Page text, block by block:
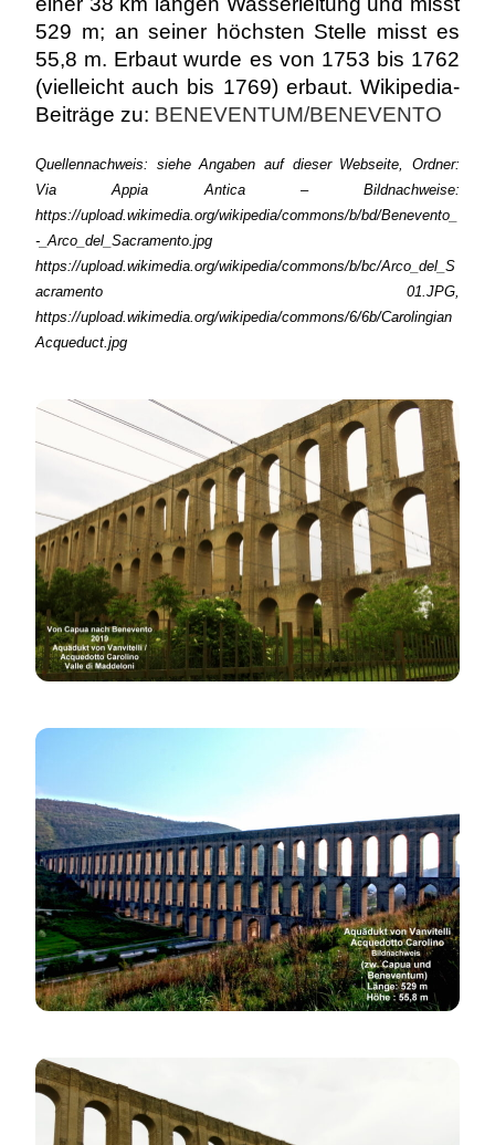
529 m; an seiner höchsten Stelle misst es
55,8 m. Erbaut wurde es von 1753 bis 1762
(vielleicht auch bis 1769) erbaut. Wikipedia-
Beiträge zu: BENEVENTUM/BENEVENTO
Quellennachweis: siehe Angaben auf dieser Webseite, Ordner:
Via Appia Antica – Bildnachweise:
https://upload.wikimedia.org/wikipedia/commons/b/bd/Benevento_
-_Arco_del_Sacramento.jpg
https://upload.wikimedia.org/wikipedia/commons/b/bc/Arco_del_S
acramento 01.JPG,
https://upload.wikimedia.org/wikipedia/commons/6/6b/Carolingian
Acqueduct.jpg